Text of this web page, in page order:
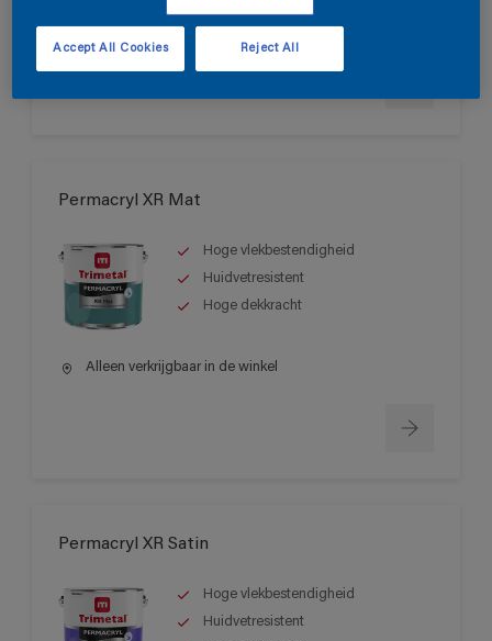
Permacryl XR Mat
Hoge vlekbestendigheid
Huidvetresistent
Hoge dekkracht
Alleen verkrijgbaar in de winkel
Permacryl XR Satin
Hoge vlekbestendigheid
Huidvetresistent
Reject All
Accept All Cookies